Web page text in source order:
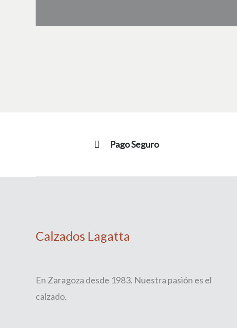
Pago Seguro
Calzados Lagatta
En Zaragoza desde 1983. Nuestra pasión es el
calzado.